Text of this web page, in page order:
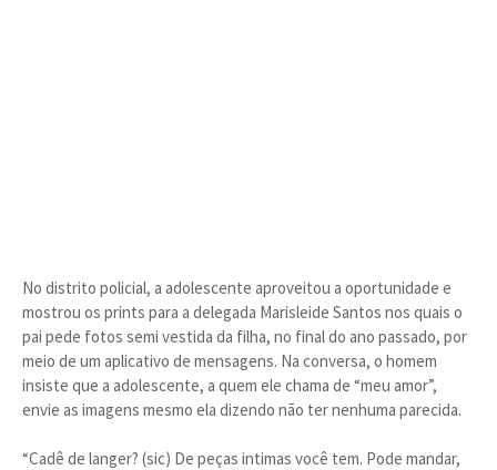
No distrito policial, a adolescente aproveitou a oportunidade e
mostrou os prints para a delegada Marisleide Santos nos quais o
pai pede fotos semi vestida da filha, no final do ano passado, por
meio de um aplicativo de mensagens. Na conversa, o homem
insiste que a adolescente, a quem ele chama de “meu amor”,
envie as imagens mesmo ela dizendo não ter nenhuma parecida.
“Cadê de langer? (sic) De peças intimas você tem. Pode mandar,